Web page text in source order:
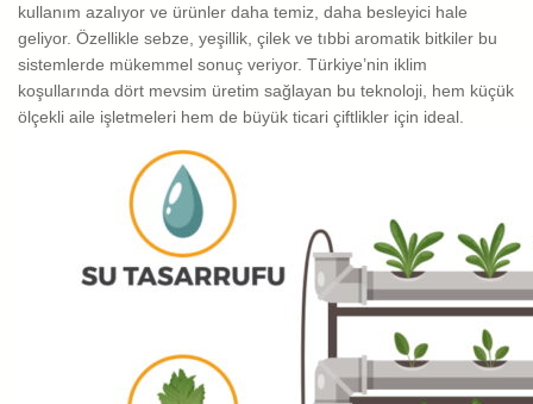
kullanım azalıyor ve ürünler daha temiz, daha besleyici hale
geliyor. Özellikle sebze, yeşillik, çilek ve tıbbi aromatik bitkiler bu
sistemlerde mükemmel sonuç veriyor. Türkiye’nin iklim
koşullarında dört mevsim üretim sağlayan bu teknoloji, hem küçük
ölçekli aile işletmeleri hem de büyük ticari çiftlikler için ideal.